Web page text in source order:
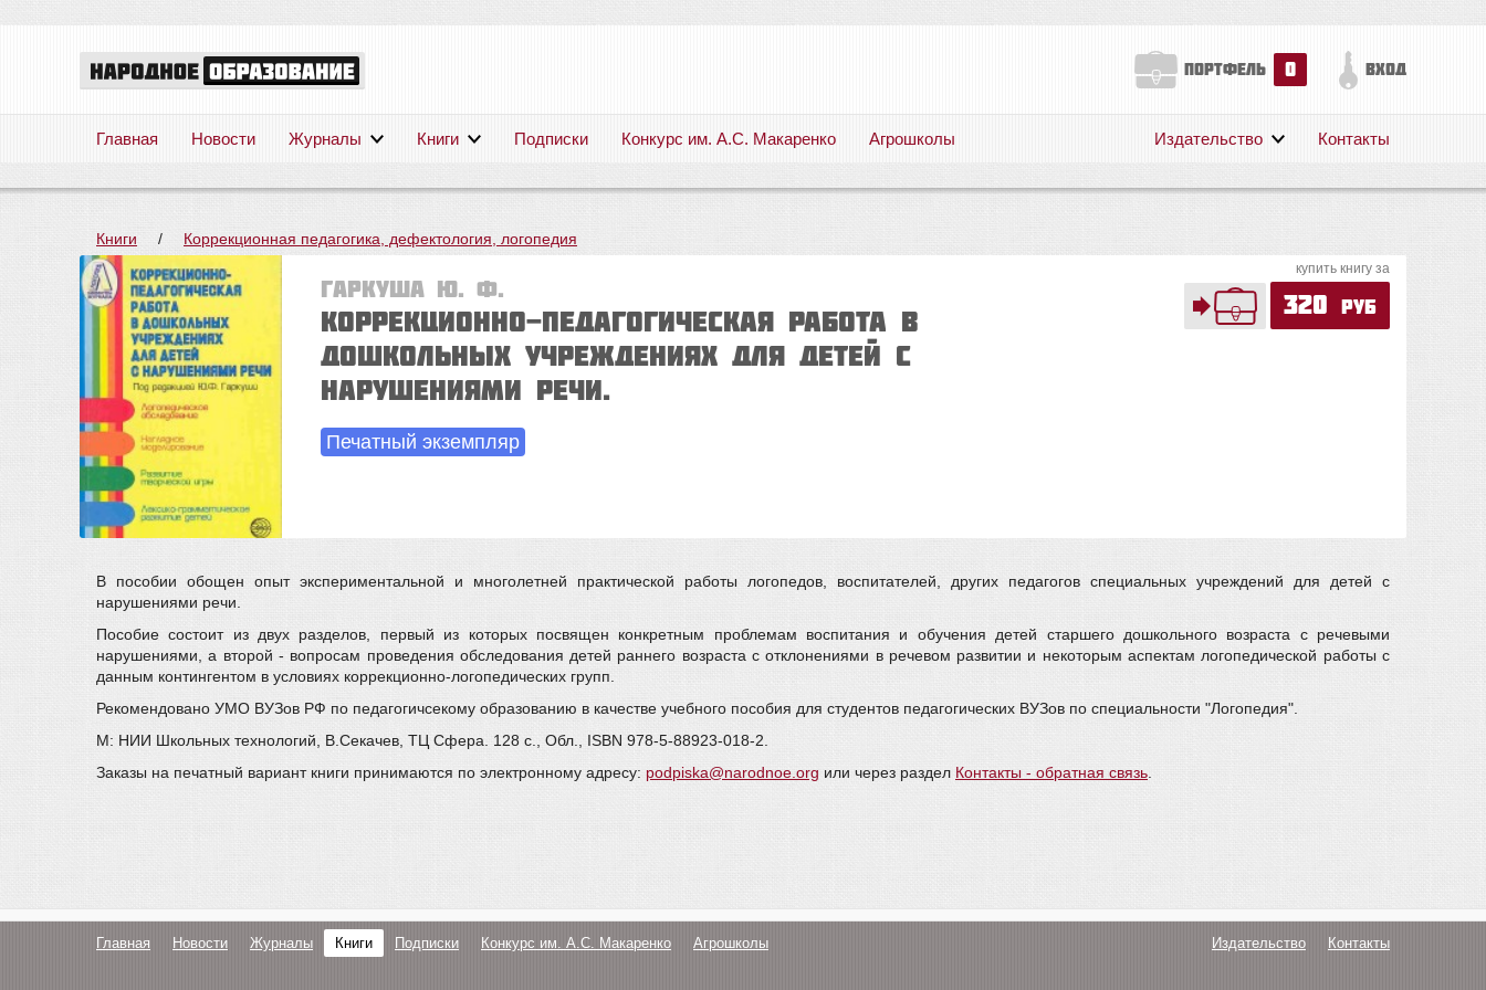
портфель 0 вход
Главная Новости Журналы Книги Подписки Конкурс им. А.С. Макаренко Агрошколы
Публикации
Издательство Контакты
Книги / Коррекционная педагогика, дефектология, логопедия
Гаркуша Ю. Ф.
Коррекционно-педагогическая работа в
дошкольных учреждениях для детей с
нарушениями речи.
Печатный экземпляр
купить книгу за
320 руб
В пособии обощен опыт экспериментальной и многолетней практической работы логопедов, воспитателей, других педагогов специальных учреждений для детей с
нарушениями речи.
Пособие состоит из двух разделов, первый из которых посвящен конкретным проблемам воспитания и обучения детей старшего дошкольного возраста с речевыми
нарушениями, а второй - вопросам проведения обследования детей раннего возраста с отклонениями в речевом развитии и некоторым аспектам логопедической работы с
данным контингентом в условиях коррекционно-логопедических групп.
Рекомендовано УМО ВУЗов РФ по педагогичсекому образованию в качестве учебного пособия для студентов педагогических ВУЗов по специальности "Логопедия".
М: НИИ Школьных технологий, В.Секачев, ТЦ Сфера. 128 с., Обл., ISBN 978-5-88923-018-2.
Заказы на печатный вариант книги принимаются по электронному адресу: podpiska@narodnoe.org или через раздел Контакты - обратная связь
Главная Новости Журналы Книги Подписки Конкурс им. А.С. Макаренко Агрошколы Издательство Контакты